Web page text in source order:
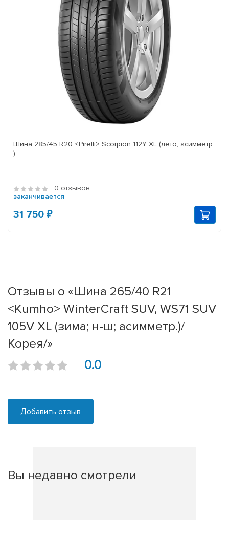
Шина 285/45 R20 <Pirelli> Scorpion 112Y XL (лето; асимметр.
)
0 отзывов
заканчивается
31 750 ₽
Отзывы о «Шина 265/40 R21
<Kumho> WinterCraft SUV, WS71 SUV
105V XL (зима; н-ш; асимметр.)/
Корея/»
0.0
Добавить отзыв
Вы недавно смотрели